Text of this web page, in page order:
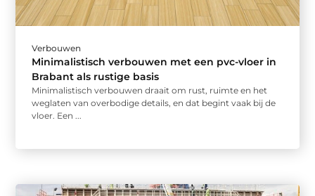
Verbouwen
Minimalistisch verbouwen met een pvc-vloer in
Brabant als rustige basis
Minimalistisch verbouwen draait om rust, ruimte en het
weglaten van overbodige details, en dat begint vaak bij de
vloer. Een ...